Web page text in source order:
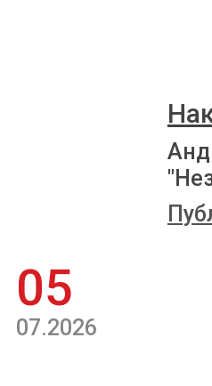
05
07.2026